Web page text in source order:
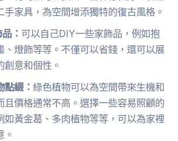
手家具，為空間增添獨特的復古風格。
： 可以自己DIY一些家飾品，例如抱
、燈飾等等。不僅可以省錢，還可以展
創意和個性。
點綴：綠色植物可以為空間帶來生機和
且價格通常不高。選擇一些容易照顧的
如黃金葛、多肉植物等等，可以為家裡
。